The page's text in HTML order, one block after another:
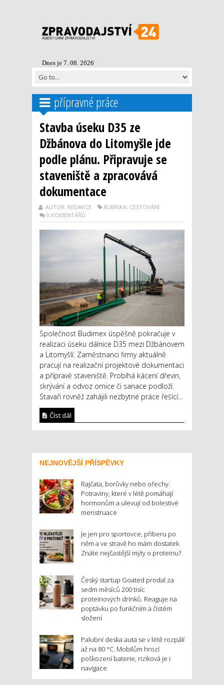
Dnes je 7. 08. 2026
přípravné práce
Stavba úseku D35 ze
Džbánova do Litomyšle jde
podle plánu. Připravuje se
staveniště a zpracovává
dokumentace
AUTOR: REDAKCE
RUBRIKA: CESTOVÁNÍ
0 KOMENTÁŘŮ
Společnost Budimex úspěšně pokračuje v
realizaci úseku dálnice D35 mezi Džbánovem
a Litomyšlí. Zaměstnanci firmy aktuálně
pracují na realizační projektové dokumentaci
a přípravě staveniště. Probíhá kácení dřevin,
skrývání a odvoz ornice či sanace podloží.
Stavaři rovněž zahájili nezbytné práce řešící...
Číst dál
NEJNOVĚJŠÍ PŘÍSPĚVKY
Rajčata, borůvky nebo ořechy.
Potraviny, které v létě pomáhají
hormonům a ulevují od bolestivé
menstruace
Je jen pro sportovce, přiberu po
něm a ve stravě ho mám dostatek.
Znáte nejčastější mýty o proteinu?
Český startup Goated prodal za
sedm měsíců 200 tisíc
proteinových drinků. Reaguje na
poptávku po funkčním a čistém
složení
Palubní deska auta se v létě rozpálí
až na 80 °C. Mobilům hrozí
poškození baterie, riziková je i
navigace